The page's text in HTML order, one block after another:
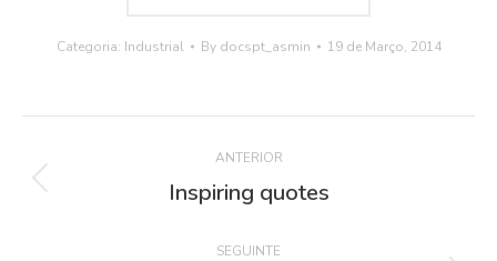
Categoria: Industrial By docspt_asmin 19 de Março, 2014
navigation
ANTERIOR
Previous
Inspiring quotes
SEGUINTE